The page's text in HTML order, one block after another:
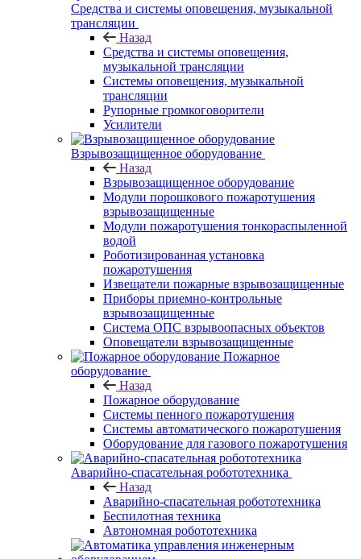
Средства и системы оповещения, музыкальной
трансляции
Назад
Средства и системы оповещения,
музыкальной трансляции
Системы оповещения, музыкальной
трансляции
Рупорные громкоговорители
Усилители
Взрывозащищенное оборудование
Назад
Взрывозащищенное оборудование
Модули порошкового пожаротушения
взрывозащищенные
Модули пожаротушения тонкораспыленной
водой
Роботизированная установка
пожаротушения
Извещатели пожарные взрывозащищенные
Приборы приемно-контрольные
взрывозащищенные
Система ОПС взрывоопасных объектов
Оповещатели взрывозащищенные
Пожарное
оборудование
Назад
Пожарное оборудование
Системы пенного пожаротушения
Системы автоматического пожаротушения
Оборудование для газового пожаротушения
Аварийно-спасательная робототехника
Назад
Аварийно-спасательная робототехника
Беспилотная техника
Автономная робототехника